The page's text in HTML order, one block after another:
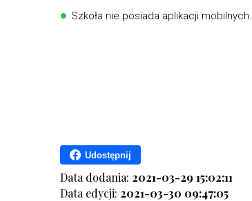
Szkoła nie posiada aplikacji mobilnych.
Udostępnij
Data dodania: 2021-03-29 15:02:11
Data edycji: 2021-03-30 09:47:05